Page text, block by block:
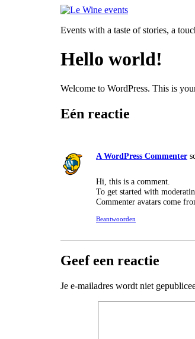
Events with a taste of stories, a
Hello world!
Welcome to WordPress. This is
Eén reactie
A WordPress Commenter
Hi, this is a comment.
To get started with
Commenter avatars come
Beantwoorden
Geef een reactie
Je e-mailadres wordt niet